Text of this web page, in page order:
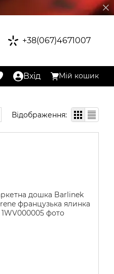
+38(067)4671007
Вхід Мій кошик
Відображення: